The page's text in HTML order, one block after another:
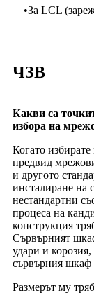
•За LCL
ЧЗВ
Какви са
избора на
Когато
предвид
и другото
инсталиране на
нестандартни
процеса на
конструкция
Сървърният
удари и
сървърния шкаф
Размерът му